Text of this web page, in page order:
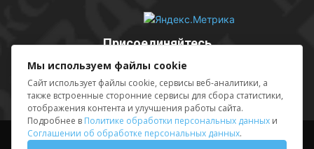
Присоединяйтесь
Выходные данные Sing in
Мы используем файлы cookie
Сайт использует файлы cookie, сервисы веб-аналитики, а
также встроенные сторонние сервисы для сбора статистики,
отображения контента и улучшения работы сайта.
Подробнее в Политике обработки персональных данных и
Соглашении об обработке персональных данных.